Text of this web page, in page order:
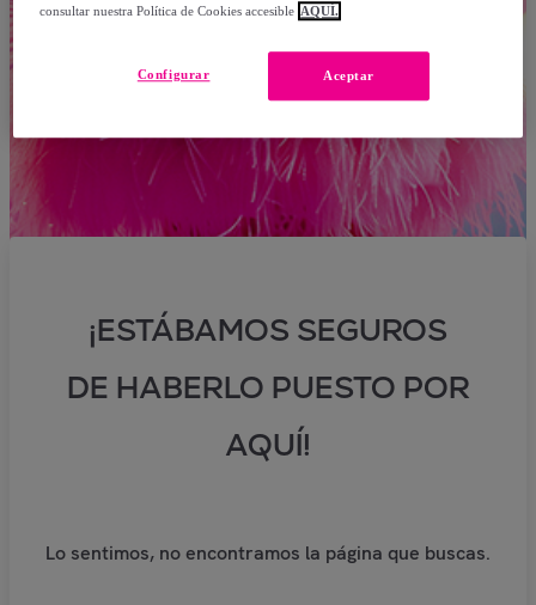
¡ESTÁBAMOS SEGUROS
DE HABERLO PUESTO POR
AQUÍ!
Lo sentimos, no encontramos la página que buscas.
consultar nuestra Política de Cookies accesible AQUÍ.
Aceptar
Configurar